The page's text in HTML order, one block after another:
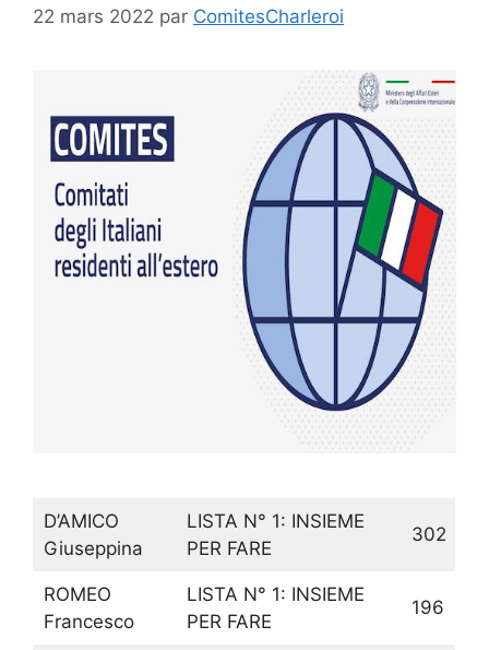
22 mars 2022 par ComitesCharleroi
D’AMICO
Giuseppina
LISTA N° 1: INSIEME
PER FARE
302
ROMEO
Francesco
LISTA N° 1: INSIEME
PER FARE
196